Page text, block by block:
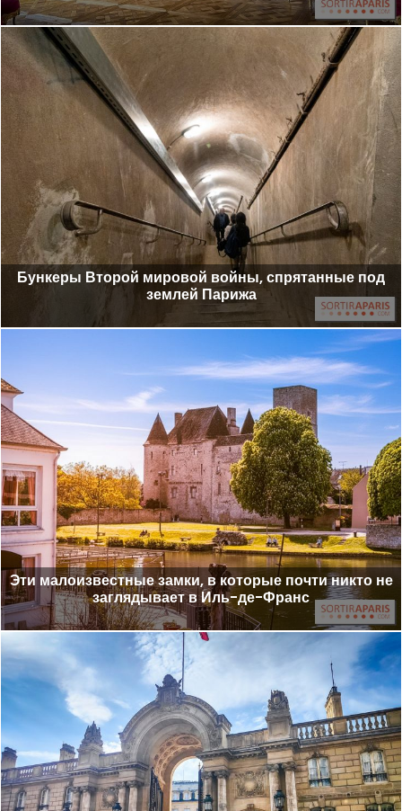
Бункеры Второй мировой войны, спрятанные под
землей Парижа
Эти малоизвестные замки, в которые почти никто не
заглядывает в Иль-де-Франс